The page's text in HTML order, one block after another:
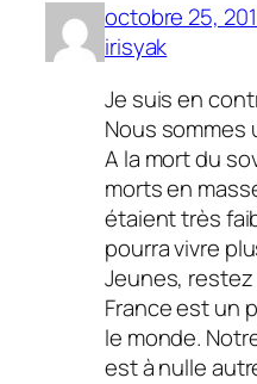
octobre 25,
irisyak
Je suis en
Nous sommes
A la mort du
morts en
étaient très
pourra vivre
Jeunes, restez
France est un
le monde.
est à nulle